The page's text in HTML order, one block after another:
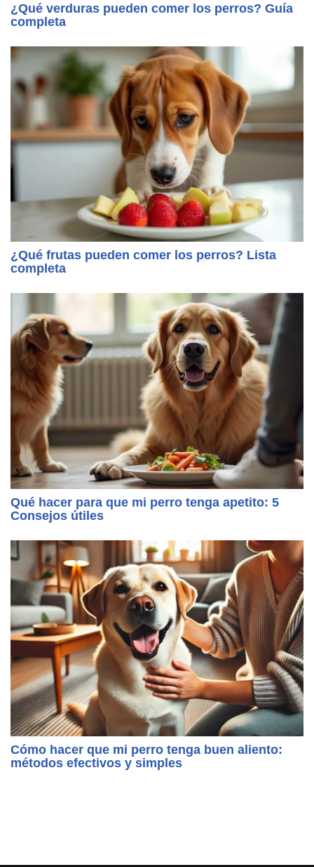
¿Qué verduras pueden comer los perros? Guía
completa
¿Qué frutas pueden comer los perros? Lista
completa
Qué hacer para que mi perro tenga apetito: 5
Consejos útiles
Cómo hacer que mi perro tenga buen aliento:
métodos efectivos y simples